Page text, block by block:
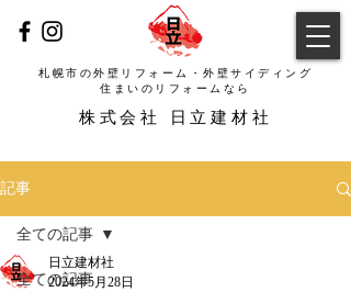
札幌市の外壁リフォーム・外壁サイディング
​株式会社 日立建材社
​住まいのリフォームなら
記事
全ての記事
全ての記事
日立建材社
2024年5月28日